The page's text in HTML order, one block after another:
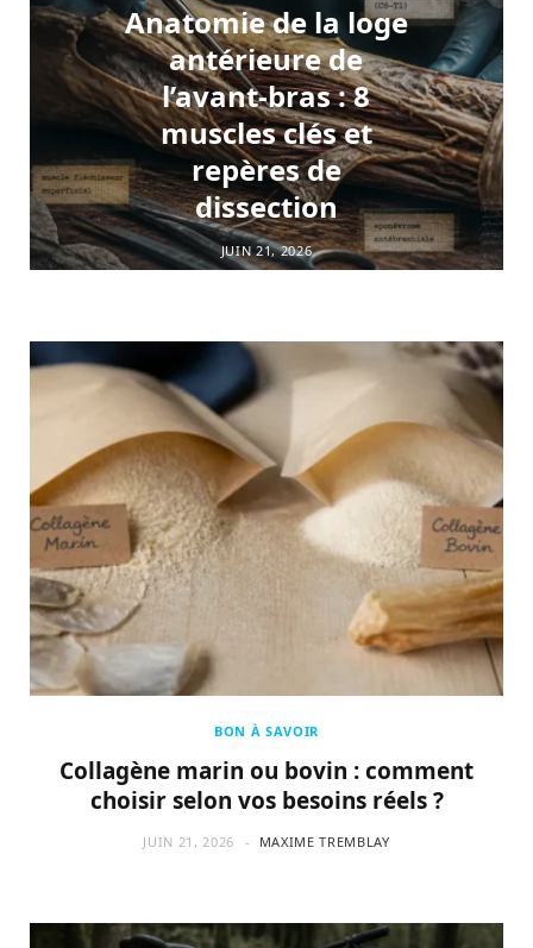
Anatomie de la loge
antérieure de
l’avant-bras : 8
muscles clés et
repères de
dissection
JUIN 21, 2026
BON À SAVOIR
Collagène marin ou bovin : comment
choisir selon vos besoins réels ?
JUIN 21, 2026 MAXIME TREMBLAY